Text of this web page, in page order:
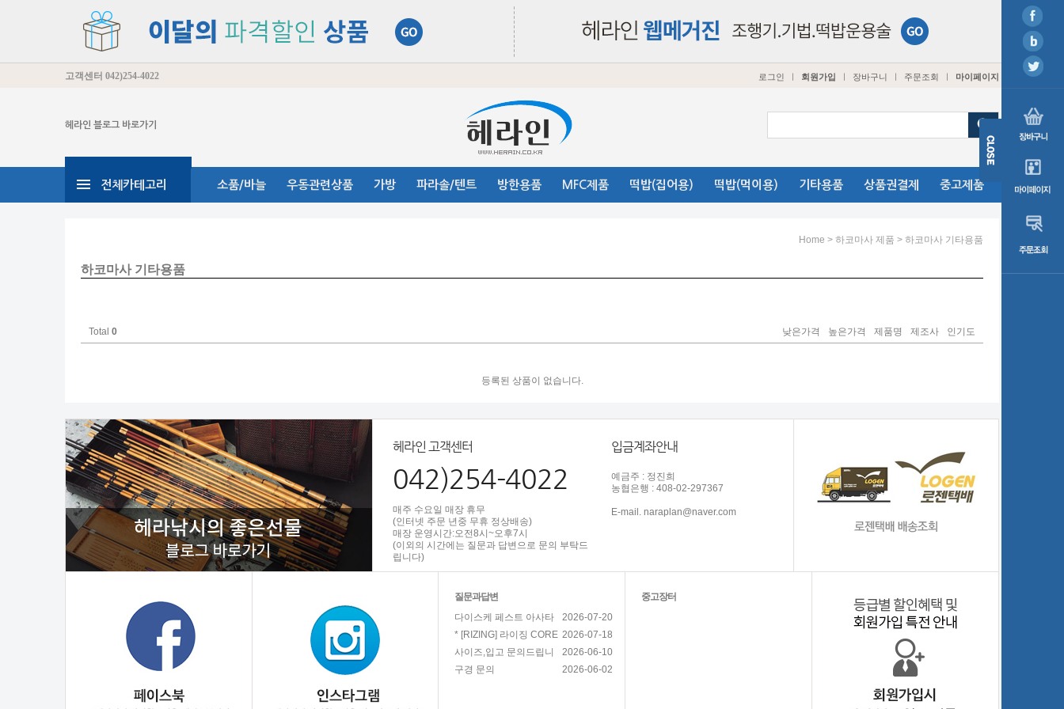
고객센터 042)254-4022 로그인 ㅣ 회원가입 ㅣ 장바구니 ㅣ 주문조회 ㅣ 마이페이지
헤라인 블로그 바로가기
전체카테고리 소품/바늘 우동관련상품 가방 파라솔/텐트 방한용품 MFC제품 떡밥(집어용) 떡밥(먹이용) 기타용품 상품권결제 중고제품
Home > 하코마사 제품 > 하코마사 기타용품
하코마사 기타용품
Total 0 낮은가격 높은가격 제품명 제조사 인기도
등록된 상품이 없습니다.
헤라인 고객센터
042)254-4022
매주 수요일 매장 휴무
(인터넷 주문 년중 무휴 정상배송)
매장 운영시간:오전8시~오후7시
(이외의 시간에는 질문과 답변으로 문의 부탁드
립니다)
입금계좌안내
예금주 : 정진희
농협은행 : 408-02-297367
E-mail. naraplan@naver.com
질문과답변
다이스케 페스트 아사타
2026-07-20
* [RIZING] 라이징 CORE 2026-07-18
사이즈,입고 문의드립니
2026-06-10
구경 문의
2026-06-02
중고장터